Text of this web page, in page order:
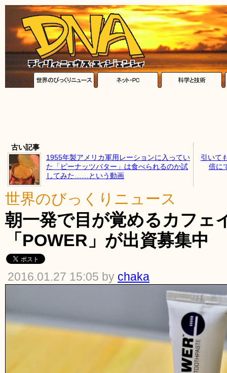
古い記事
1955年製アメリカ軍用レーションに入ってい
た「ピーナッツバター」は食べられるのか試
してみた……という動画
引いて
倍に
世界のびっくりニュース
朝一発で目が覚めるカフェ
「POWER」が出資募集中
2016.01.27 15:05 by chaka